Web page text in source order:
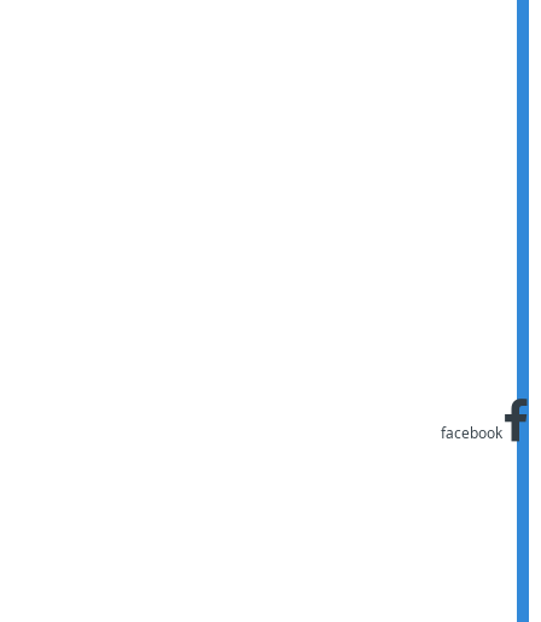
facebook